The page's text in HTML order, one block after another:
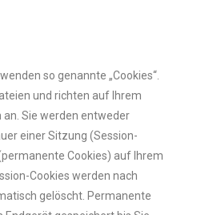
so genannte „Cookies“.
und richten auf Ihrem
an. Sie werden entweder
einer Sitzung (Session-
Cookies) auf Ihrem
Cookies werden nach
gelöscht. Permanente